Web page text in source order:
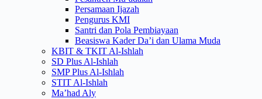
Persamaan Ijazah
Pengurus KMI
Santri dan Pola Pembiayaan
Beasiswa Kader Da’i dan Ulama Muda
KBIT & TKIT Al-Ishlah
SD Plus Al-Ishlah
SMP Plus Al-Ishlah
STIT Al-Ishlah
Ma’had Aly